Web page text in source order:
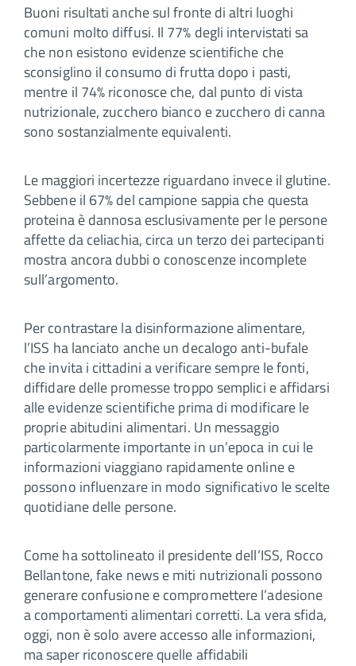
Buoni risultati anche sul fronte di altri luoghi
comuni molto diffusi. Il 77% degli intervistati sa
che non esistono evidenze scientifiche che
sconsiglino il consumo di frutta dopo i pasti,
mentre il 74% riconosce che, dal punto di vista
nutrizionale, zucchero bianco e zucchero di canna
sono sostanzialmente equivalenti.
Le maggiori incertezze riguardano invece il glutine.
Sebbene il 67% del campione sappia che questa
proteina è dannosa esclusivamente per le persone
affette da celiachia, circa un terzo dei partecipanti
mostra ancora dubbi o conoscenze incomplete
sull’argomento.
Per contrastare la disinformazione alimentare,
l’ISS ha lanciato anche un decalogo anti-bufale
che invita i cittadini a verificare sempre le fonti,
diffidare delle promesse troppo semplici e affidarsi
alle evidenze scientifiche prima di modificare le
proprie abitudini alimentari. Un messaggio
particolarmente importante in un’epoca in cui le
informazioni viaggiano rapidamente online e
possono influenzare in modo significativo le scelte
quotidiane delle persone.
Come ha sottolineato il presidente dell’ISS, Rocco
Bellantone, fake news e miti nutrizionali possono
generare confusione e compromettere l’adesione
a comportamenti alimentari corretti. La vera sfida,
oggi, non è solo avere accesso alle informazioni,
ma saper riconoscere quelle affidabili